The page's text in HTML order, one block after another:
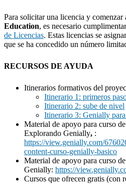
Para solicitar una licencia y comenzar
Education, es necesario
de Licencias. Estas licencias se
que se ha concedido un número
RECURSOS DE AYUDA
Itinerarios formativos del
Itinerario 1: primeros
Itinerario 2: sube de nivel
Itinerario 3: Genially
Material de apoyo para curso
Explorando Genially, :
https://view.genially.com/
content-curso-genially-basico
Material de apoyo para curso
Genially: https://
Cursos que ofrecen gratis (con